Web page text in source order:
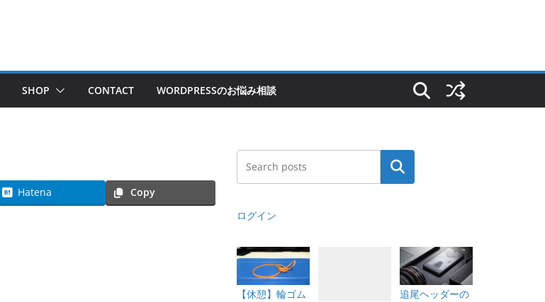
SHOP CONTACT WORDPRESSのお悩み相談
Hatena Copy
検索
ログイン
【休憩】輪ゴム
追尾ヘッダーの